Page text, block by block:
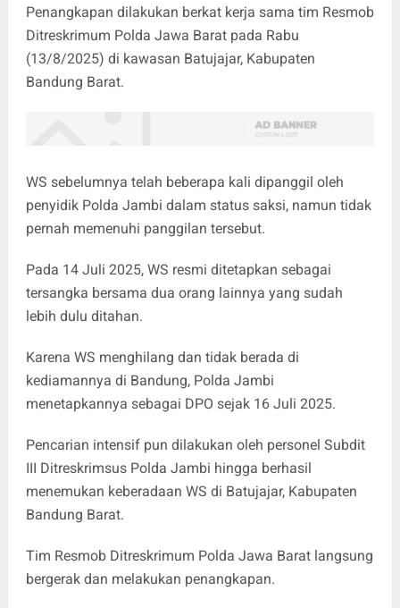
Penangkapan dilakukan berkat kerja sama tim Resmob
Ditreskrimum Polda Jawa Barat pada Rabu
(13/8/2025) di kawasan Batujajar, Kabupaten
Bandung Barat.
WS sebelumnya telah beberapa kali dipanggil oleh
penyidik Polda Jambi dalam status saksi, namun tidak
pernah memenuhi panggilan tersebut.
Pada 14 Juli 2025, WS resmi ditetapkan sebagai
tersangka bersama dua orang lainnya yang sudah
lebih dulu ditahan.
Karena WS menghilang dan tidak berada di
kediamannya di Bandung, Polda Jambi
menetapkannya sebagai DPO sejak 16 Juli 2025.
Pencarian intensif pun dilakukan oleh personel Subdit
III Ditreskrimsus Polda Jambi hingga berhasil
menemukan keberadaan WS di Batujajar, Kabupaten
Bandung Barat.
Tim Resmob Ditreskrimum Polda Jawa Barat langsung
bergerak dan melakukan penangkapan.